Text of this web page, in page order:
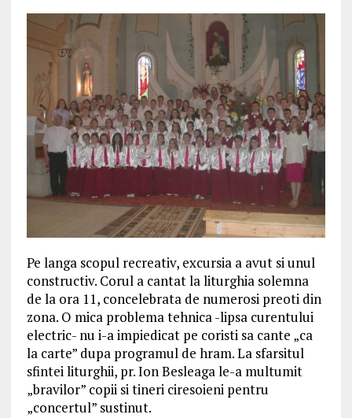
Pe langa scopul recreativ, excursia a avut si unul
constructiv. Corul a cantat la liturghia solemna
de la ora 11, concelebrata de numerosi preoti din
zona. O mica problema tehnica -lipsa curentului
electric- nu i-a impiedicat pe coristi sa cante „ca
la carte” dupa programul de hram. La sfarsitul
sfintei liturghii, pr. Ion Besleaga le-a multumit
„bravilor” copii si tineri ciresoieni pentru
„concertul” sustinut.